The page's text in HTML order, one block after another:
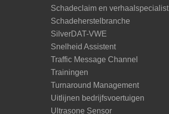
Schadeclaim en verhaalspecialist
Schadeherstelbranche
SilverDAT-VWE
Snelheid Assistent
Traffic Message Channel
Trainingen
Turnaround Management
Uitlijnen bedrijfsvoertuigen
Ultrasone Sensor